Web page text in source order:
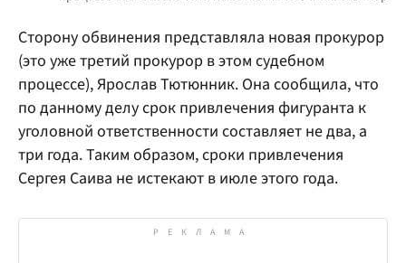
Сторону обвинения представляла новая прокурор
(это уже третий прокурор в этом судебном
процессе), Ярослав Тютюнник. Она сообщила, что
по данному делу срок привлечения фигуранта к
уголовной ответственности составляет не два, а
три года. Таким образом, сроки привлечения
Сергея Саива не истекают в июле этого года.